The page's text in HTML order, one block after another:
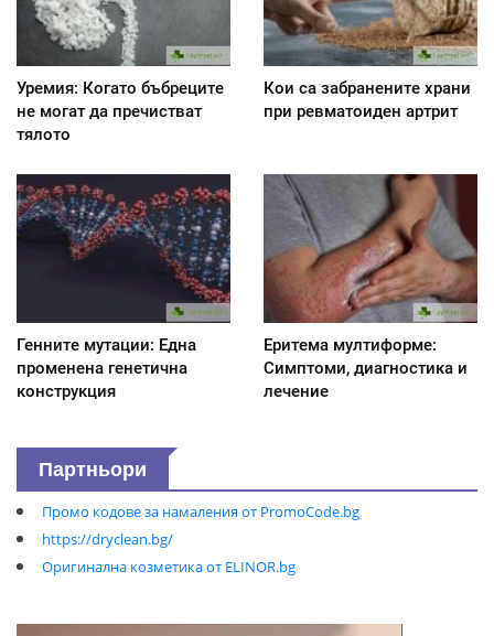
Уремия: Когато бъбреците
не могат да пречистват
тялото
Кои са забранените храни
при ревматоиден артрит
Генните мутации: Една
променена генетична
конструкция
Еритема мултиформе:
Симптоми, диагностика и
лечение
Партньори
Промо кодове за намаления от PromoCode.bg
https://dryclean.bg/
Оригинална козметика от ELINOR.bg